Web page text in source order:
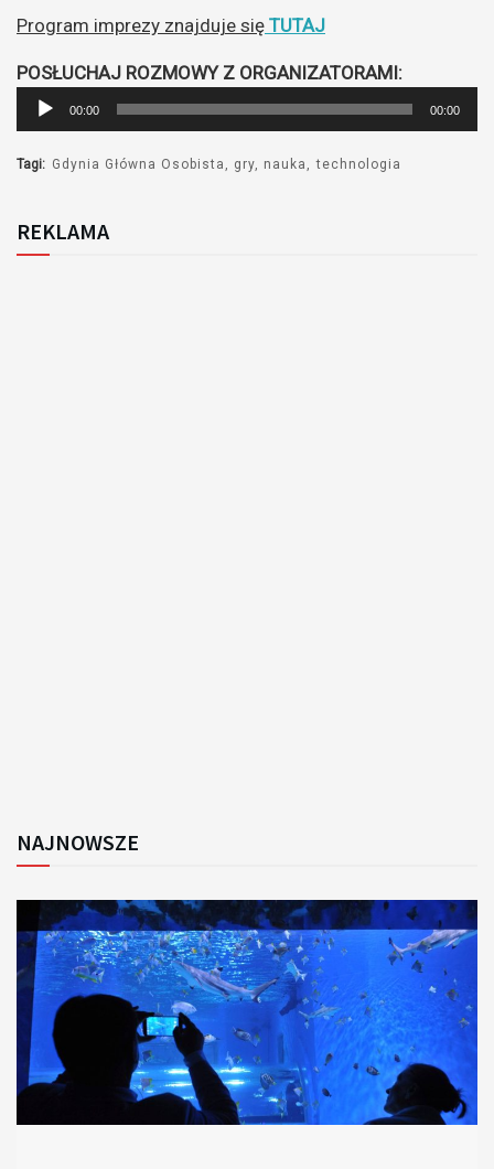
Program imprezy znajduje się TUTAJ
POSŁUCHAJ ROZMOWY Z ORGANIZATORAMI:
Odtwarzacz
plików
dźwiękowych
00:00 00:00
Tagi: Gdynia Główna Osobista gry nauka technologia
REKLAMA
NAJNOWSZE